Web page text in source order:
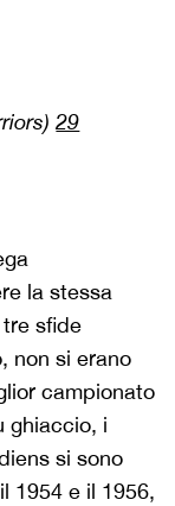
29
la stessa
sfide
non si erano
campionato
ghiaccio, i
si sono
1954 e il 1956,